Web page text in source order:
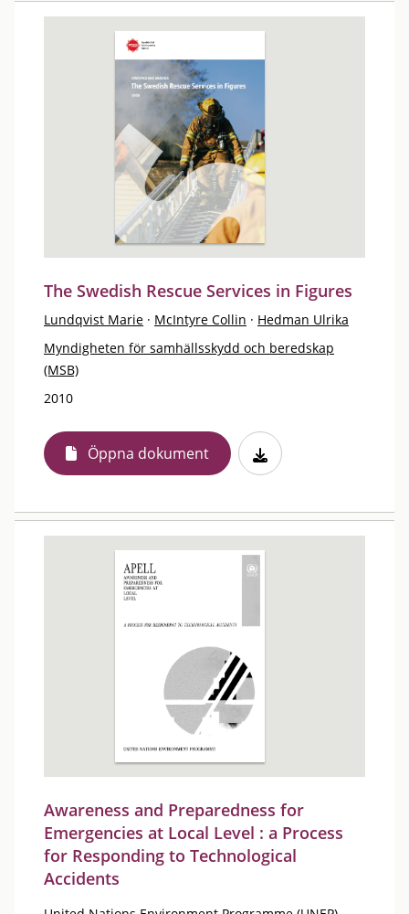
The Swedish Rescue Services in Figures
Lundqvist Marie · McIntyre Collin · Hedman Ulrika
Myndigheten för samhällsskydd och beredskap
(MSB)
2010
Öppna dokument
Awareness and Preparedness for
Emergencies at Local Level : a Process
for Responding to Technological
Accidents